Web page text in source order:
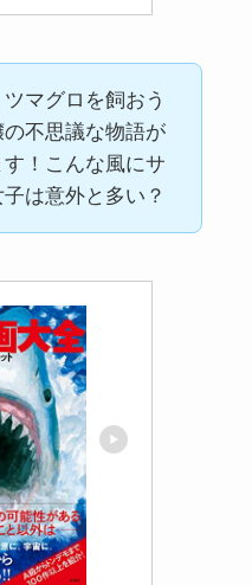
マグロを飼おう
不思議な物語が
！こんな風にサ
は意外と多い？